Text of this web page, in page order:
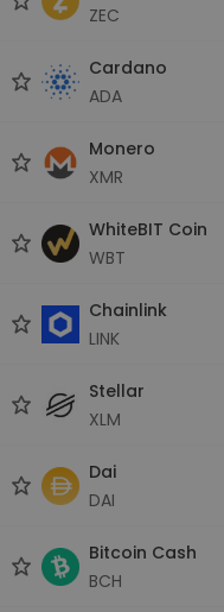
ZEC
Cardano
ADA
Monero
XMR
WhiteBIT Coin
WBT
Chainlink
LINK
Stellar
XLM
Dai
DAI
Bitcoin Cash
BCH